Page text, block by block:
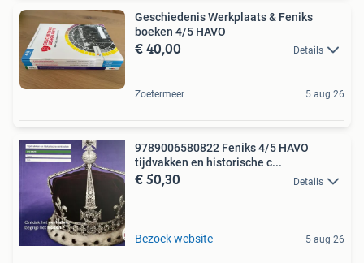
Geschiedenis Werkplaats & Feniks
boeken 4/5 HAVO
€ 40,00 Details
Zoetermeer 5 aug 26
9789006580822 Feniks 4/5 HAVO
tijdvakken en historische c...
€ 50,30 Details
Bezoek website 5 aug 26